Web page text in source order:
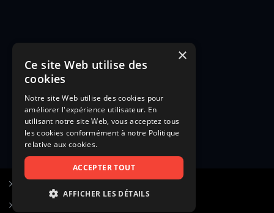
×
Ce site Web utilise des
cookies
Notre site Web utilise des cookies pour
améliorer l'expérience utilisateur. En
utilisant notre site Web, vous acceptez tous
les cookies conformément à notre Politique
relative aux cookies.
ACCEPTER TOUT
AFFICHER LES DÉTAILS